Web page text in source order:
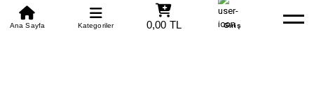
0850 305 09 70
Beden Tablosu Banka Hesapları Whatsapp Yardım
Ana Sayfa Kategoriler 0,00 TL Giriş